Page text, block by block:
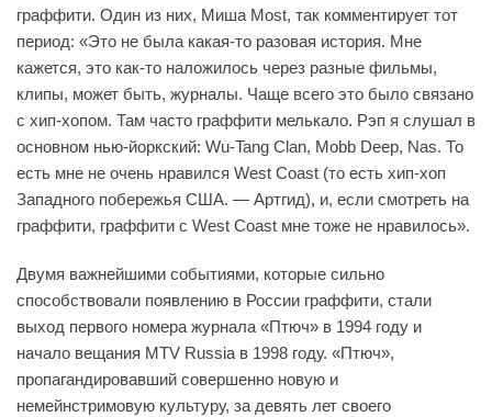
граффити. Один из них, Миша Most, так комментирует тот
период: «Это не была какая-то разовая история. Мне
кажется, это как-то наложилось через разные фильмы,
клипы, может быть, журналы. Чаще всего это было связано
с хип-хопом. Там часто граффити мелькало. Рэп я слушал в
основном нью-йоркский: Wu-Tang Clan, Mobb Deep, Nas. То
есть мне не очень нравился West Coast (то есть хип-хоп
Западного побережья США. — Артгид), и, если смотреть на
граффити, граффити с West Coast мне тоже не нравилось».
Двумя важнейшими событиями, которые сильно
способствовали появлению в России граффити, стали
выход первого номера журнала «Птюч» в 1994 году и
начало вещания MTV Russia в 1998 году. «Птюч»,
пропагандировавший совершенно новую и
немейнстримовую культуру, за девять лет своего